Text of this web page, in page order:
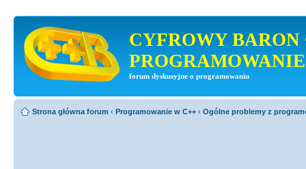
CYFROWY BARON
PROGRAMOWANIE
forum dyskusyjne o programowaniu
Strona główna forum ‹ Programowanie w C++ ‹ Ogólne problemy z